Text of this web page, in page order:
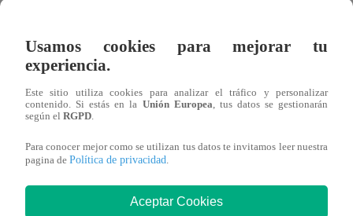
expresidente
Martín Vizcarra
para ejercer cualquier
En la nueva sesión plenaria, el pedido alcanzó
los 66 votos requeridos. Esta decisión responde a una
Vizcarra aldisolver el Congreso
En la votación original del 30 de abril, solo se
Usamos cookies para mejorar tu
experiencia.
Este sitio utiliza cookies para analizar el tráfico y personalizar
contenido. Si estás en la Unión Europea, tus datos se gestionarán
según el RGPD.
Para conocer mejor como se utilizan tus datos te invitamos leer nuestra
pagina de Política de privacidad.
Aceptar Cookies